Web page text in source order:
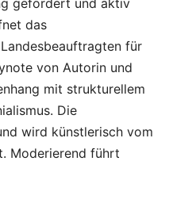
das
für
von Autorin und
mit strukturellem
Die
wird künstlerisch vom
Moderierend führt